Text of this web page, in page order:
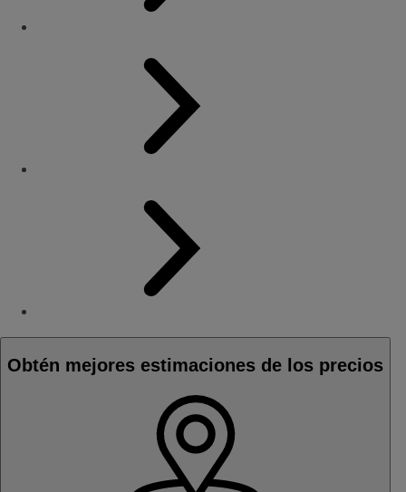
Obtén mejores estimaciones de los precios